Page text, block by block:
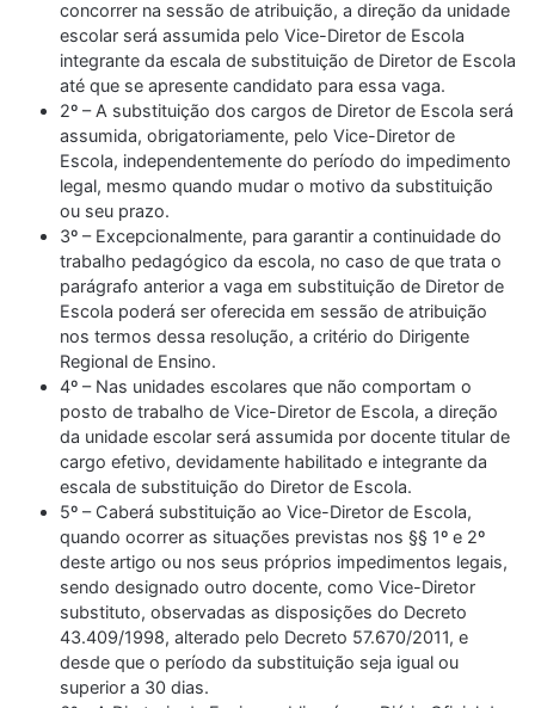
concorrer na sessão de atribuição, a direção da unidade
escolar será assumida pelo Vice-Diretor de Escola
integrante da escala de substituição de Diretor de Escola
até que se apresente candidato para essa vaga.
2º – A substituição dos cargos de Diretor de Escola será
assumida, obrigatoriamente, pelo Vice-Diretor de
Escola, independentemente do período do impedimento
legal, mesmo quando mudar o motivo da substituição
ou seu prazo.
3º – Excepcionalmente, para garantir a continuidade do
trabalho pedagógico da escola, no caso de que trata o
parágrafo anterior a vaga em substituição de Diretor de
Escola poderá ser oferecida em sessão de atribuição
nos termos dessa resolução, a critério do Dirigente
Regional de Ensino.
4º – Nas unidades escolares que não comportam o
posto de trabalho de Vice-Diretor de Escola, a direção
da unidade escolar será assumida por docente titular de
cargo efetivo, devidamente habilitado e integrante da
escala de substituição do Diretor de Escola.
5º – Caberá substituição ao Vice-Diretor de Escola,
quando ocorrer as situações previstas nos §§ 1º e 2º
deste artigo ou nos seus próprios impedimentos legais,
sendo designado outro docente, como Vice-Diretor
substituto, observadas as disposições do Decreto
43.409/1998, alterado pelo Decreto 57.670/2011, e
desde que o período da substituição seja igual ou
superior a 30 dias.